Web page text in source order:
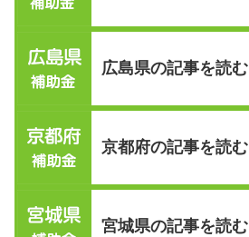
広島県の記事を読む
京都府の記事を読む
宮城県の記事を読む